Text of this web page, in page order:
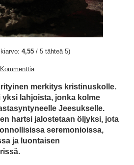
4,55 / 5 tähteä 5)
merkitys kristinuskolle.
yksi lahjoista, jonka kolme
Jeesukselle.
hartsi jalostetaan öljyksi, jota
seremonioissa,
ja luontaisen